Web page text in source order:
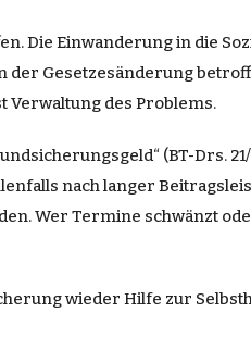
Die Einwanderung in die
Gesetzesänderung
Verwaltung des Problems.
(BT-Drs.
nach langer
Wer Termine schwänzt
wieder Hilfe zur